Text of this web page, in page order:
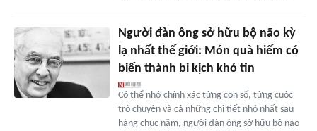
Người đàn ông sở hữu bộ não kỳ
lạ nhất thế giới: Món quà hiếm có
biến thành bi kịch khó tin
Có thể nhớ chính xác từng con số, từng cuộc
trò chuyện và cả những chi tiết nhỏ nhất sau
hàng chục năm, người đàn ông sở hữu bộ não